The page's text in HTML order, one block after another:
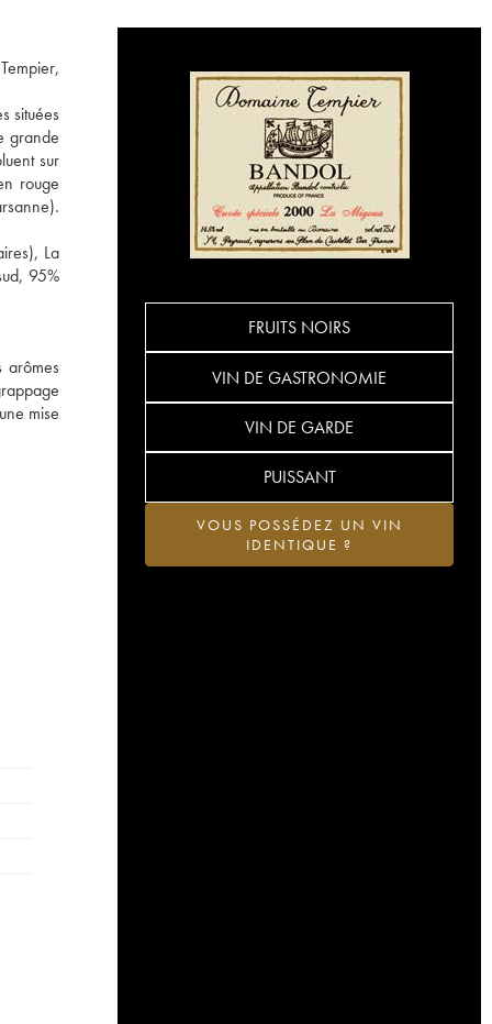
situées
grande
sur
rouge
La
95%
arômes
mise
FRUITS NOIRS
VIN DE GASTRONOMIE
VIN DE GARDE
PUISSANT
VOUS POSSÉDEZ UN VIN
IDENTIQUE ?